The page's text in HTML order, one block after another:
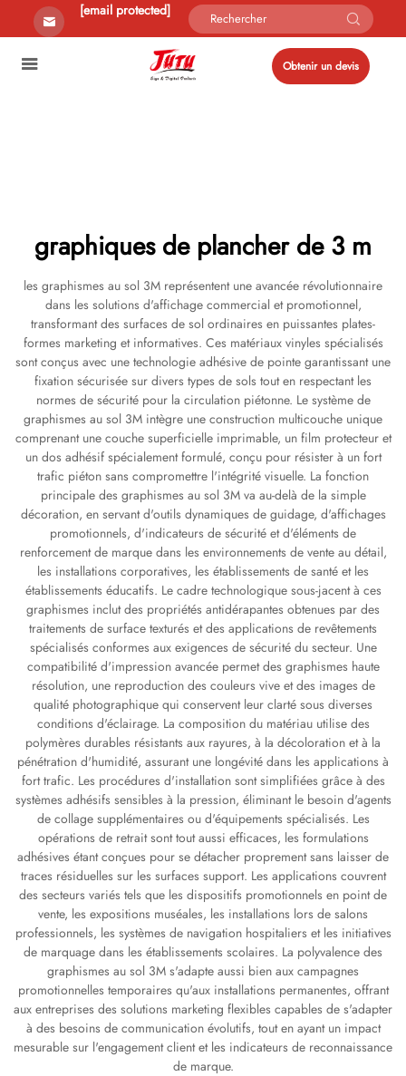
[email protected]
Obtenir un devis
graphiques de plancher de 3 m
les graphismes au sol 3M représentent une avancée révolutionnaire
dans les solutions d'affichage commercial et promotionnel,
transformant des surfaces de sol ordinaires en puissantes plates-
formes marketing et informatives. Ces matériaux vinyles spécialisés
sont conçus avec une technologie adhésive de pointe garantissant une
fixation sécurisée sur divers types de sols tout en respectant les
normes de sécurité pour la circulation piétonne. Le système de
graphismes au sol 3M intègre une construction multicouche unique
comprenant une couche superficielle imprimable, un film protecteur et
un dos adhésif spécialement formulé, conçu pour résister à un fort
trafic piéton sans compromettre l'intégrité visuelle. La fonction
principale des graphismes au sol 3M va au-delà de la simple
décoration, en servant d'outils dynamiques de guidage, d'affichages
promotionnels, d'indicateurs de sécurité et d'éléments de
renforcement de marque dans les environnements de vente au détail,
les installations corporatives, les établissements de santé et les
établissements éducatifs. Le cadre technologique sous-jacent à ces
graphismes inclut des propriétés antidérapantes obtenues par des
traitements de surface texturés et des applications de revêtements
spécialisés conformes aux exigences de sécurité du secteur. Une
compatibilité d'impression avancée permet des graphismes haute
résolution, une reproduction des couleurs vive et des images de
qualité photographique qui conservent leur clarté sous diverses
conditions d'éclairage. La composition du matériau utilise des
polymères durables résistants aux rayures, à la décoloration et à la
pénétration d'humidité, assurant une longévité dans les applications à
fort trafic. Les procédures d'installation sont simplifiées grâce à des
systèmes adhésifs sensibles à la pression, éliminant le besoin d'agents
de collage supplémentaires ou d'équipements spécialisés. Les
opérations de retrait sont tout aussi efficaces, les formulations
adhésives étant conçues pour se détacher proprement sans laisser de
traces résiduelles sur les surfaces support. Les applications couvrent
des secteurs variés tels que les dispositifs promotionnels en point de
vente, les expositions muséales, les installations lors de salons
professionnels, les systèmes de navigation hospitaliers et les initiatives
de marquage dans les établissements scolaires. La polyvalence des
graphismes au sol 3M s'adapte aussi bien aux campagnes
promotionnelles temporaires qu'aux installations permanentes, offrant
aux entreprises des solutions marketing flexibles capables de s'adapter
à des besoins de communication évolutifs, tout en ayant un impact
mesurable sur l'engagement client et les indicateurs de reconnaissance
de marque.